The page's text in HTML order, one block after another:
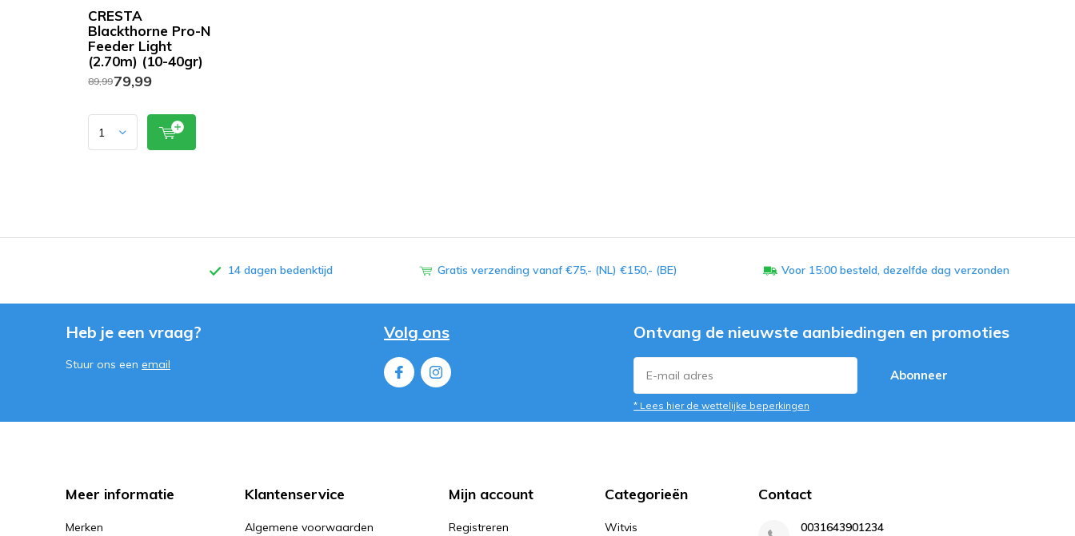
CRESTA
Blackthorne Pro-N
Feeder Light
(2.70m) (10-40gr)
89,9979,99
14 dagen bedenktijd Gratis verzending vanaf €75,- (NL) €150,- (BE) Voor 15:00 besteld, dezelfde dag verzonden
Heb je een vraag?
Stuur ons een email
Volg ons Ontvang de nieuwste aanbiedingen en promoties
Abonneer
* Lees hier de wettelijke beperkingen
Meer informatie
Merken
Klantenservice
Algemene voorwaarden
Mijn account
Registreren
Categorieën
Witvis
Contact
0031643901234